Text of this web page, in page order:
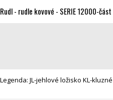
Rudl - rudle kovové - SERIE 12000-část
Legenda: JL-jehlové ložisko KL-